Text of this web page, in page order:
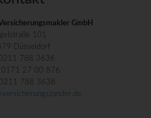
GmbH
101
Düsseldorf
0211 788 3636
0171 27 00 876
0211 788 3638